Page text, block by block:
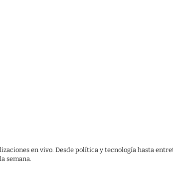
en vivo. Desde política y tecnología hasta
semana.